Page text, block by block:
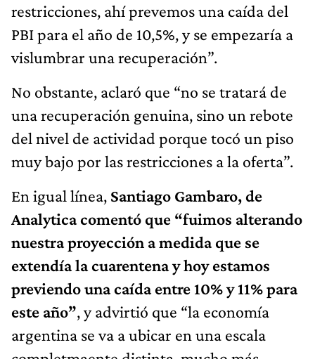
restricciones, ahí prevemos una caída del
PBI para el año de 10,5%, y se empezaría a
vislumbrar una recuperación”.
No obstante, aclaró que “no se tratará de
una recuperación genuina, sino un rebote
del nivel de actividad porque tocó un piso
muy bajo por las restricciones a la oferta”.
En igual línea, Santiago Gambaro, de
Analytica comentó que “fuimos alterando
nuestra proyección a medida que se
extendía la cuarentena y hoy estamos
previendo una caída entre 10% y 11% para
este año”, y advirtió que “la economía
argentina se va a ubicar en una escala